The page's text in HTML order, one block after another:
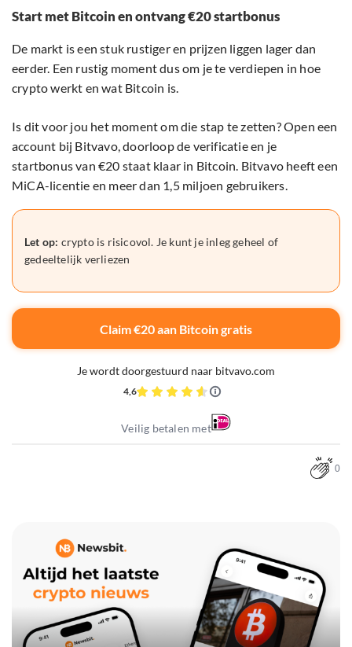
Start met Bitcoin en ontvang €20 startbonus
De markt is een stuk rustiger en prijzen liggen lager dan
eerder. Een rustig moment dus om je te verdiepen in hoe
crypto werkt en wat Bitcoin is.
Is dit voor jou het moment om die stap te zetten? Open een
account bij Bitvavo, doorloop de verificatie en je
startbonus van €20 staat klaar in Bitcoin. Bitvavo heeft een
MiCA-licentie en meer dan 1,5 miljoen gebruikers.
Let op: crypto is risicovol. Je kunt je inleg geheel of
gedeeltelijk verliezen
Claim €20 aan Bitcoin gratis
Je wordt doorgestuurd naar bitvavo.com
4,6
Veilig betalen met
0